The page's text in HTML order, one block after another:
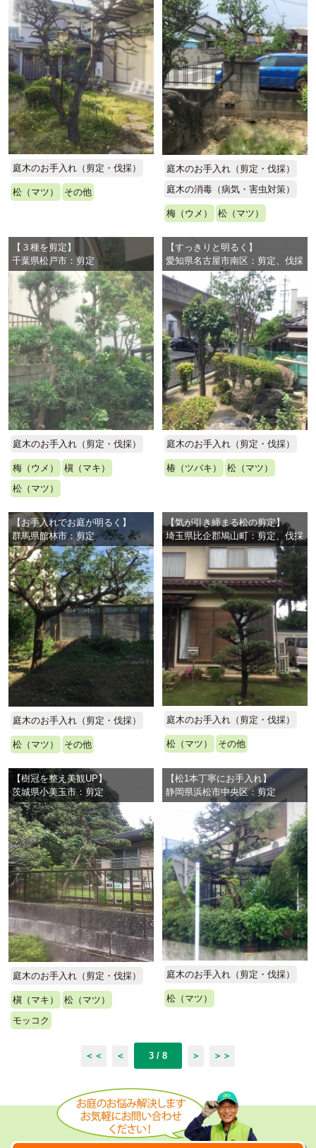
庭木のお手入れ（剪定・伐採）
松（マツ） その他
庭木のお手入れ（剪定・伐採）
庭木の消毒（病気・害虫対策）
梅（ウメ） 松（マツ）
【３種を剪定】
千葉県松戸市：剪定
庭木のお手入れ（剪定・伐採）
梅（ウメ）
槇（マキ）
松（マツ）
【すっきりと明るく】
愛知県名古屋市南区：剪定、伐採
庭木のお手入れ（剪定・伐採）
椿（ツバキ） 松（マツ）
【お手入れでお庭が明るく】
群馬県館林市：剪定
庭木のお手入れ（剪定・伐採）
松（マツ） その他
【気が引き締まる松の剪定】
埼玉県比企郡鳩山町：剪定、伐採
庭木のお手入れ（剪定・伐採）
松（マツ） その他
【樹冠を整え美観UP】
茨城県小美玉市：剪定
庭木のお手入れ（剪定・伐採）
槇（マキ）
松（マツ）
モッコク
【松1本丁寧にお手入れ】
静岡県浜松市中央区：剪定
庭木のお手入れ（剪定・伐採）
松（マツ）
＜＜ ＜ 3 / 8 ＞ ＞＞